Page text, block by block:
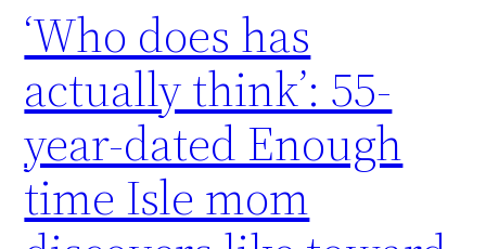
‘Who does has
actually think’: 55-
year-dated Enough
time Isle mom